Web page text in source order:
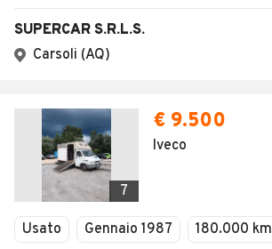
SUPERCAR S.R.L.S.
Carsoli (AQ)
7
€ 9.500
Iveco
Usato Gennaio 1987 180.000 km